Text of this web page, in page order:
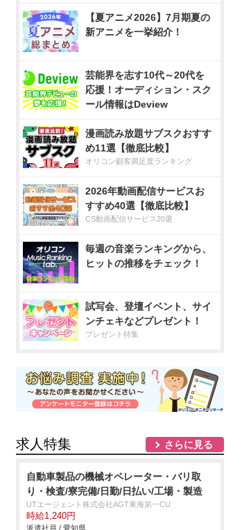
【夏アニメ2026】7月期夏の
新アニメを一挙紹介！
芸能界を志す10代～20代を
応援！オーディション・スク
ール情報はDeview
漫画読み放題サブスクおすす
め11選【徹底比較】
オリコン顧客満足度ランキング
2026年動画配信サービスお
すすめ40選【徹底比較】
CS動画配信サービス20選
毎週の音楽ランキングから、
ヒットの推移をチェック！
試写会、登壇イベント、サイ
ンチェキなどプレゼント！
プレゼント特集
求人特集 さらに見る
自動車製品の機械オペレーター・バリ取
り・検査/寮完備/日勤/日払い/工場・製造
UTエージェント株式会社AGT東海第一CU
時給1,240円
派遣社員 / 愛知県